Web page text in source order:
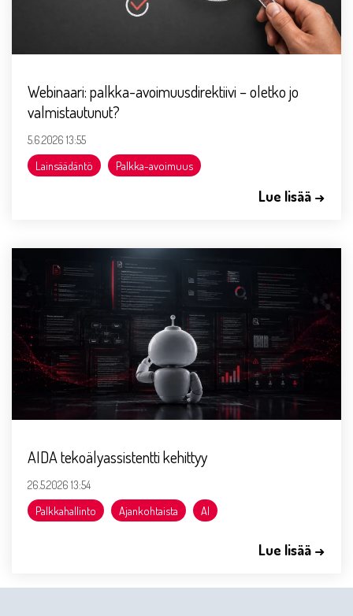
Webinaari: palkka-avoimuusdirektiivi – oletko jo
valmistautunut?
5.6.2026 13:55
Lainsäädäntö Palkka-avoimuus
Lue lisää →
AIDA tekoälyassistentti kehittyy
26.5.2026 13:54
Palkkahallinto Ajankohtaista AI
Lue lisää →